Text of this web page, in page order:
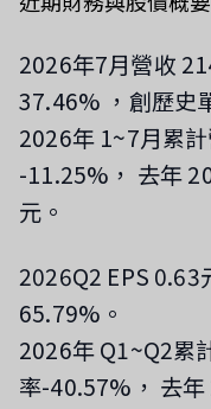
2026年7月營收
37.46% ，創歷史
2026年 1~7月累
-11.25%， 去年
元。
2026Q2 EPS
65.79%。
2026年 Q1~Q2累
率-40.57%， 去